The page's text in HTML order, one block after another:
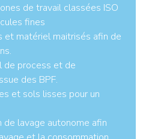
de travail classées ISO
fines
et matériel maitrisés afin de
de process et de
des BPF.
et sols lisses pour un
de lavage autonome afin